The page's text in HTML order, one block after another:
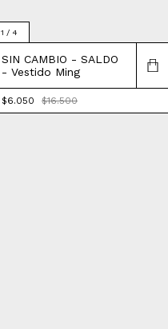
1 / 4
SIN CAMBIO - SALDO
- Vestido Ming
$6.050 $16.500